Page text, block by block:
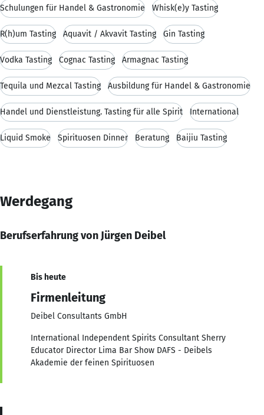
Schulungen für Handel & Gastronomie Whisk(e)y Tasting
R(h)um Tasting Aquavit / Akvavit Tasting Gin Tasting
Vodka Tasting Cognac Tasting Armagnac Tasting
Tequila und Mezcal Tasting Ausbildung für Handel & Gastronomie
Handel und Dienstleistung. Tasting für alle Spirit International
Liquid Smoke Spirituosen Dinner Beratung Baijiu Tasting
Werdegang
Berufserfahrung von Jürgen Deibel
Bis heute
Firmenleitung
Deibel Consultants GmbH
International Independent Spirits Consultant Sherry
Educator Director Lima Bar Show DAFS - Deibels
Akademie der feinen Spirituosen